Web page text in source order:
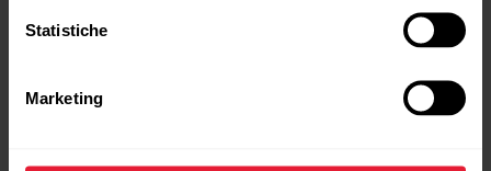
Statistiche
Marketing